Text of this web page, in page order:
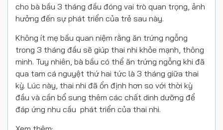
cho bà bầu 3 tháng đầu đóng vai trò quan trọng, ảnh
hưởng đến sự phát triển của trẻ sau này.
Không ít mẹ bầu quan niệm rằng ăn trứng ngỗng
trong 3 tháng đầu sẽ giúp thai nhi khỏe mạnh, thông
minh. Tuy nhiên, bà bầu có thể ăn trứng ngỗng khi đã
qua tam cá nguyệt thứ hai tức là 3 tháng giữa thai
kỳ. Lúc này, thai nhi đã ổn định hơn so với thời kỳ
đầu và cần bổ sung thêm các chất dinh dưỡng để
đáp ứng nhu cầu phát triển của thai nhi.